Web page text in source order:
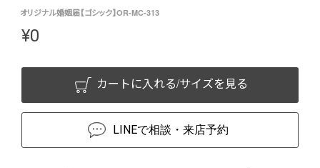
オリジナル婚姻届【ゴシック】OR-MC-313
¥0
カートに入れる/サイズを見る
LINEで相談・来店予約